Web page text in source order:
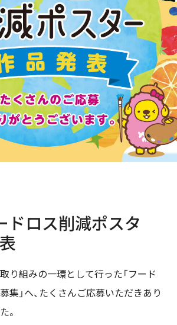
ドロス削減ポスタ
り組みの一環として行った「フード
集」へ、たくさんご応募いただきあり
。